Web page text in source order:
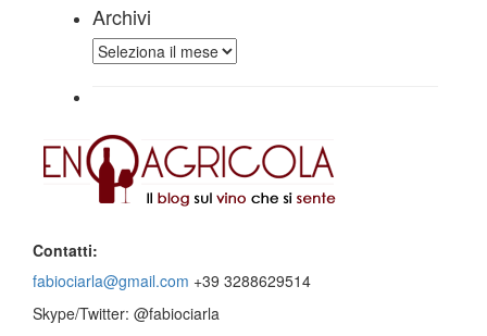
Archivi
Archivi
Contatti:
fabiociarla@gmail.com +39 3288629514
Skype/Twitter: @fabiociarla